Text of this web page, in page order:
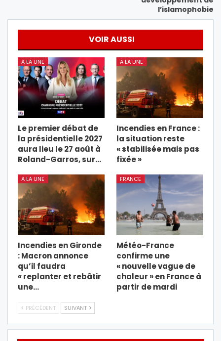
l’islamophobie
VOIR AUSSI
A LA UNE
Le premier débat de
la présidentielle 2027
aura lieu le 27 août à
Roland-Garros, sur…
A LA UNE
Incendies en France :
la situation reste
« stabilisée mais pas
fixée »
A LA UNE
Incendies en Gironde
: Macron annonce
qu’il faudra
« replanter et rebâtir
une…
FRANCE
Météo-France
confirme une
« nouvelle vague de
chaleur » en France à
partir de mardi
PRÉCÉDENT SUIVANT